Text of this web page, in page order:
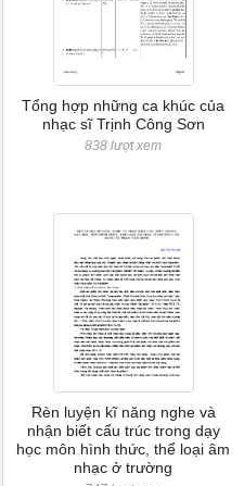
Tổng hợp những ca khúc của
nhạc sĩ Trịnh Công Sơn
838 lượt xem
Rèn luyện kĩ năng nghe và
nhận biết cấu trúc trong dạy
học môn hình thức, thể loại âm
nhạc ở trường